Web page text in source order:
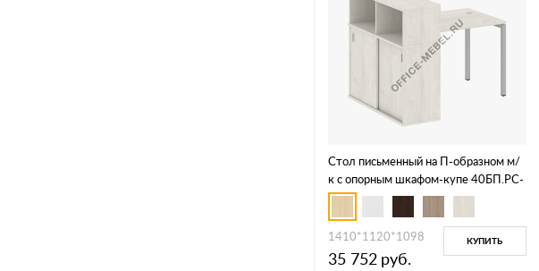
Стол письменный на П-образном м/
к с опорным шкафом-купе 40БП.РС-
СШК-3.1 Т
1410*1120*1098
35 752 руб.
КУПИТЬ